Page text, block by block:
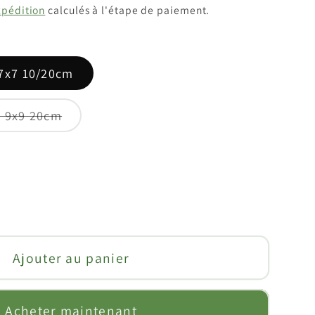
calculés à l'étape de paiement.
10/20cm
20cmVariante
épuisée
Ajouter au panier
Acheter maintenant